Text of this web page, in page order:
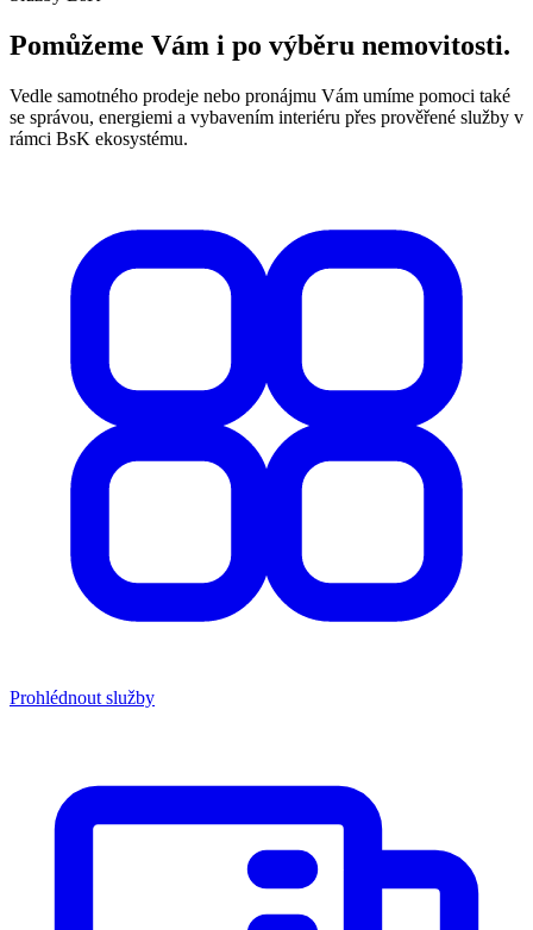
Pomůžeme Vám i po výběru nemovitosti.
Vedle samotného prodeje nebo pronájmu Vám umíme pomoci také
se správou, energiemi a vybavením interiéru přes prověřené služby v
rámci BsK ekosystému.
Prohlédnout služby